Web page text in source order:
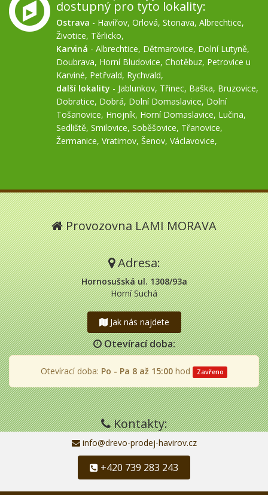
dostupný pro tyto lokality:
Ostrava - Havířov, Orlová, Stonava, Albrechtice,
Životice, Těrlicko,
Karviná - Albrechtice, Dětmarovice, Dolní Lutyně,
Doubrava, Horní Bludovice, Chotěbuz, Petrovice u
Karviné, Petřvald, Rychvald,
další lokality - Jablunkov, Třinec, Baška, Bruzovice,
Dobratice, Dobrá, Dolní Domaslavice, Dolní
Tošanovice, Hnojník, Horní Domaslavice, Lučina,
Sedliště, Smilovice, Soběšovice, Třanovice,
Žermanice, Vratimov, Šenov, Václavovice,
Provozovna LAMI MORAVA
Adresa:
Hornosušská ul. 1308/93a
Horní Suchá
Jak nás najdete
Otevírací doba:
Otevírací doba: Po - Pa 8 až 15:00 hod Zavřeno
Kontakty:
info@drevo-prodej-havirov.cz
+420 739 283 243